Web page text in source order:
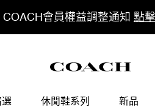
COACH會員權益調整通知 點
休閒鞋系列 新品